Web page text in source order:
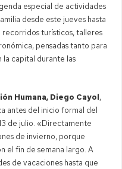
especial de actividades
desde este jueves hasta
recorridos turísticos, talleres
pensadas tanto para
la capital durante las
Humana, Diego Cayol,
antes del inicio formal del
de julio. «Directamente
de invierno, porque
el fin de semana largo. A
de vacaciones hasta que